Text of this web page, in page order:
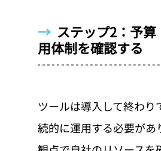
→ ステップ2：予
用体制を確認する
ツールは導入して終わり
続的に運用する必要があ